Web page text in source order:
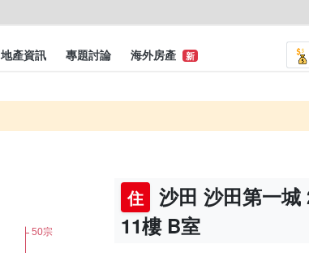
地產資訊 專題討論 海外房產 新
住
沙田 沙田第一城
11樓 B室